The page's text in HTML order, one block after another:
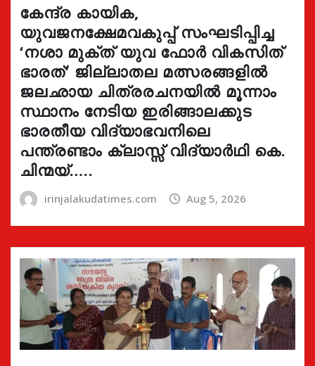
കേന്ദ്ര കായിക,
യുവജനക്ഷേമവകുപ്പ് സംഘടിപ്പിച്ച
‘നശാ മുക്ത് യുവ ഫോർ വികസിത്
ഭാരത്’ ജില്ലാതല മത്സരങ്ങളിൽ
ജലഛായ ചിത്രരചനയിൽ മൂന്നാം
സ്ഥാനം നേടിയ ഇരിങ്ങാലക്കുട
ഭാരതീയ വിദ്യാഭവനിലെ
പന്ത്രണ്ടാം ക്ലാസ്സ് വിദ്യാർഥി കെ.
ചിന്മയ്…..
irinjalakudatimes.com Aug 5, 2026